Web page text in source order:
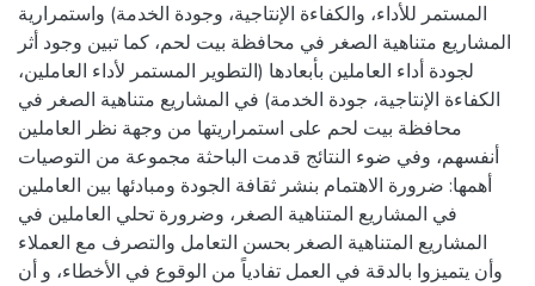
المستمر للأداء، والكفاءة الإنتاجية، وجودة الخدمة) واستمرارية
المشاريع متناهية الصغر في محافظة بيت لحم، كما تبين وجود أثر
لجودة أداء العاملين بأبعادها (التطوير المستمر لأداء العاملين،
الكفاءة الإنتاجية، جودة الخدمة) في المشاريع متناهية الصغر في
محافظة بيت لحم على استمراريتها من وجهة نظر العاملين
أنفسهم، وفي ضوء النتائج قدمت الباحثة مجموعة من التوصيات
أهمها: ضرورة الاهتمام بنشر ثقافة الجودة ومبادئها بين العاملين
في المشاريع المتناهية الصغر، وضرورة تحلي العاملين في
المشاريع المتناهية الصغر بحسن التعامل والتصرف مع العملاء
وأن يتميزوا بالدقة في العمل تفادياً من الوقوع في الأخطاء، و أن